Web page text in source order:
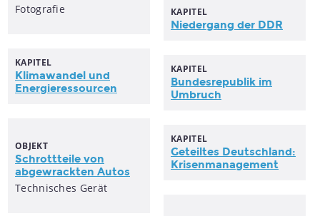
Fotografie KAPITEL
Niedergang der DDR
KAPITEL
Klimawandel und
Energieressourcen
KAPITEL
Bundesrepublik im
Umbruch
OBJEKT
Schrottteile von
abgewrackten Autos
Technisches Gerät
KAPITEL
Geteiltes Deutschland:
Krisenmanagement